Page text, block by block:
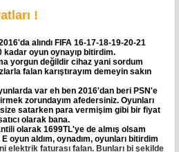
!
alındı FIFA 16-17-18-19-20-21
kadar oyun oynayıp bitirdim.
yorgun değildir cihaz yani sordum
falan karıştırayım demeyin sakın
var eh ben 2016'dan beri PSN'e
zorundayım afedersiniz. Oyunları
satarken para vermişim gibi bir fiyat
olarak bana.
olarak 1699TL'ye de almış olsam
oyun aldım, oynadım, oyunları bitirdim
elektrik faturası falan. Bunları bi şekilde